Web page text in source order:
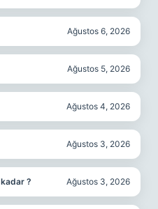
Ağustos 6, 2026
Ağustos 5, 2026
Ağustos 4, 2026
Ağustos 3, 2026
? Ağustos 3, 2026